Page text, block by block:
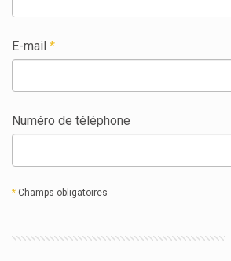
E-mail
Numéro de téléphone
* Champs obligatoires